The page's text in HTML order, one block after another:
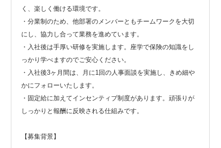
く、楽しく働ける環境です。
・分業制のため、他部署のメンバーともチームワークを大切
にし、協力し合って業務を進めています。
・入社後は手厚い研修を実施します。座学で保険の知識をし
っかり学べますのでご安心ください。
・入社後3ヶ月間は、月に1回の人事面談を実施し、きめ細や
かにフォローいたします。
・固定給に加えてインセンティブ制度があります。頑張りが
しっかりと報酬に反映される仕組みです。
【募集背景】